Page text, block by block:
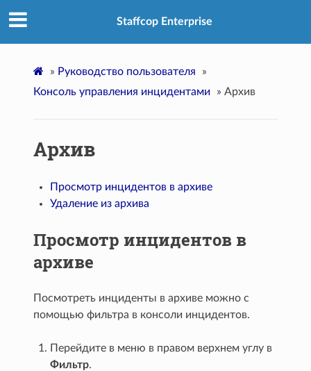
Staffcop Enterprise
» Руководство пользователя
»
Консоль управления инцидентами
» Архив
Архив
Просмотр инцидентов в архиве
Удаление из архива
Просмотр инцидентов в
архиве
Посмотреть инциденты в архиве можно с
помощью фильтра в консоли инцидентов.
Перейдите в меню в правом верхнем углу в
Фильтр.